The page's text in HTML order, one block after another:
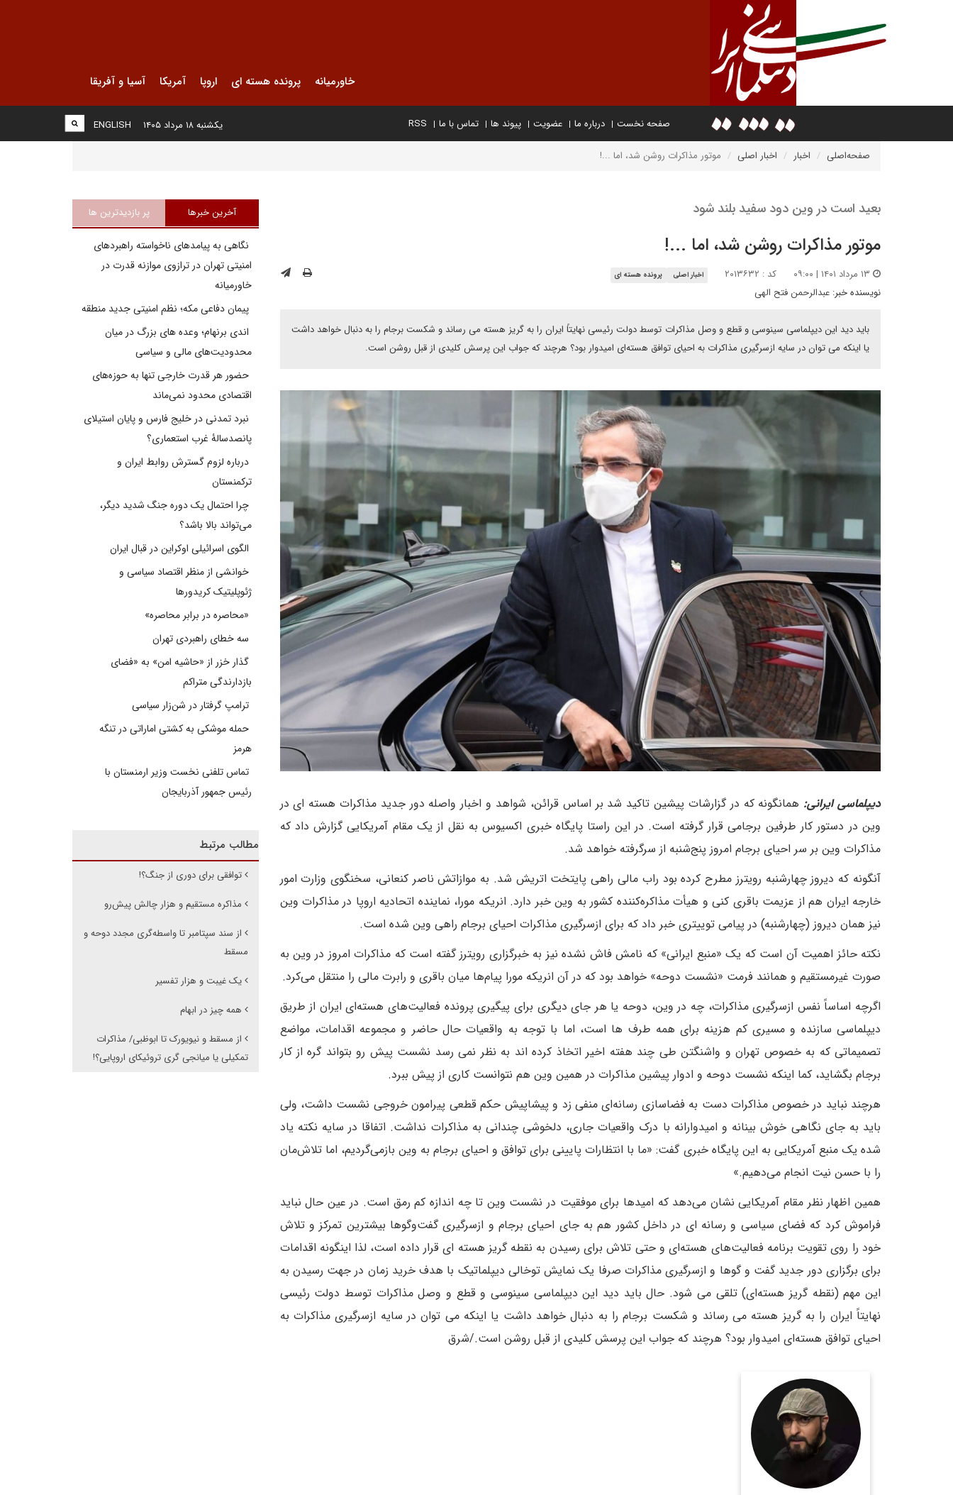
خاورمیانه پرونده هسته ای اروپا آمریکا آسیا و آفریقا
صفحه نخست درباره ما عضویت پیوند ها تماس با ما RSS
ENGLISH یکشنبه ۱۸ مرداد ۱۴۰۵
صفحه‌اصلی اخبار اخبار اصلی موتور مذاکرات روشن شد، اما ...!
بعید است در وین دود سفید بلند شود
موتور مذاکرات روشن شد، اما ...!
کد : ۲۰۱۳۶۳۲ اخبار اصلی پرونده هسته ای
نویسنده خبر: عبدالرحمن فتح الهی
باید دید این دیپلماسی سینوسی و قطع و وصل مذاکرات توسط دولت رئیسی نهایتاً ایران را به گریز هسته می رساند و شکست برجام را به دنبال خواهد داشت
یا اینکه می توان در سایه ازسرگیری مذاکرات به احیای توافق هسته‌ای امیدوار بود؟ هرچند که جواب این پرسش کلیدی از قبل روشن است.
دیپلماسی ایرانی: همانگونه که در گزارشات پیشین تاکید شد بر اساس قرائن، شواهد و اخبار واصله دور جدید مذاکرات هسته ای در
وین در دستور کار طرفین برجامی قرار گرفته است. در این راستا پایگاه خبری اکسیوس به نقل از یک مقام آمریکایی گزارش داد که
مذاکرات وین بر سر احیای برجام امروز پنج‌شنبه از سرگرفته خواهد شد.
آنگونه که دیروز چهارشنبه رویترز مطرح کرده بود راب مالی راهی پایتخت اتریش شد. به موازاتش ناصر کنعانی، سخنگوی وزارت امور
خارجه ایران هم از عزیمت باقری کنی و هیأت مذاکره‌کننده کشور به وین خبر دارد. انریکه مورا، نماینده اتحادیه اروپا در مذاکرات وین
نیز همان دیروز (چهارشنبه) در پیامی توییتری خبر داد که برای ازسرگیری مذاکرات احیای برجام راهی وین شده است.
نکته حائز اهمیت آن است که یک «منبع ایرانی» که نامش فاش نشده نیز به خبرگزاری رویترز گفته است که مذاکرات امروز در وین به
صورت غیرمستقیم و همانند فرمت «نشست دوحه» خواهد بود که در آن انریکه مورا پیام‌ها میان باقری و رابرت مالی را منتقل می‌کرد.
اگرچه اساساً نفس ازسرگیری مذاکرات، چه در وین، دوحه یا هر جای دیگری برای پیگیری پرونده فعالیت‌های هسته‌ای ایران از طریق
دیپلماسی سازنده و مسیری کم هزینه برای همه طرف ها است، اما با توجه به واقعیات حال حاضر و مجموعه اقدامات، مواضع
تصمیماتی که به خصوص تهران و واشنگتن طی چند هفته اخیر اتخاذ کرده اند به نظر نمی رسد نشست پیش رو بتواند گره از کار
برجام بگشاید، کما اینکه نشست دوحه و ادوار پیشین مذاکرات در همین وین هم نتوانست کاری از پیش ببرد.
هرچند نباید در خصوص مذاکرات دست به فضاسازی رسانه‌ای منفی زد و پیشاپیش حکم قطعی پیرامون خروجی نشست داشت، ولی
باید به جای نگاهی خوش بینانه و امیدوارانه با درک واقعیات جاری، دلخوشی چندانی به مذاکرات نداشت. اتفاقا در سایه نکته یاد
شده یک منبع آمریکایی به این پایگاه خبری گفت: «ما با انتظارات پایینی برای توافق و احیای برجام به وین بازمی‌گردیم، اما تلاش‌مان
را با حسن نیت انجام می‌دهیم.»
همین اظهار نظر مقام آمریکایی نشان می‌دهد که امیدها برای موفقیت در نشست وین تا چه اندازه کم رمق است. در عین حال نباید
فراموش کرد که فضای سیاسی و رسانه ای در داخل کشور هم به جای احیای برجام و ازسرگیری گفت‌وگوها بیشترین تمرکز و تلاش
خود را روی تقویت برنامه فعالیت‌های هسته‌ای و حتی تلاش برای رسیدن به نقطه گریز هسته ای قرار داده است، لذا اینگونه اقدامات
برای برگزاری دور جدید گفت و گوها و ازسرگیری مذاکرات صرفا یک نمایش توخالی دیپلماتیک با هدف خرید زمان در جهت رسیدن به
این مهم (نقطه گریز هسته‌ای) تلقی می شود. حال باید دید این دیپلماسی سینوسی و قطع و وصل مذاکرات توسط دولت رئیسی
نهایتاً ایران را به گریز هسته می رساند و شکست برجام را به دنبال خواهد داشت یا اینکه می توان در سایه ازسرگیری مذاکرات به
احیای توافق هسته‌ای امیدوار بود؟ هرچند که جواب این پرسش کلیدی از قبل روشن است./شرق
روزنامه نگار و کارشناس
ارشد روزنامه نگاری سیاسی
و عضو تحریریه دیپلماسی
ایرانی.
اطلاعات بیشتر
آخرین خبرها پر بازدیدترین ها
نگاهی به پیامدهای ناخواسته راهبردهای
امنیتی تهران در ترازوی موازنه قدرت در
خاورمیانه
پیمان دفاعی مکه؛ نظم امنیتی جدید منطقه
اندی برنهام؛ وعده های بزرگ در میان
محدودیت‌های مالی و سیاسی
حضور هر قدرت خارجی تنها به حوزه‌های
اقتصادی محدود نمی‌ماند
نبرد تمدنی در خلیج فارس و پایان استیلای
پانصدسالۀ غرب استعماری؟
درباره لزوم گسترش روابط ایران و
ترکمنستان
چرا احتمال یک دوره جنگ شدید دیگر،
می‌تواند بالا باشد؟
الگوی اسرائیلی اوکراین در قبال ایران
خوانشی از منظر اقتصاد سیاسی و
ژئوپلیتیک کریدورها
«محاصره در برابر محاصره»
سه خطای راهبردی تهران
گذار خزر از «حاشیه امن» به «فضای
بازدارندگی متراکم
ترامپ گرفتار در شن‌زار سیاسی
حمله موشکی به کشتی اماراتی در تنگه
هرمز
تماس تلفنی نخست وزیر ارمنستان با
رئیس جمهور آذربایجان
مطالب مرتبط
توافقی برای دوری از جنگ؟!
مذاکره مستقیم و هزار چالش پیش‌رو
از سند سپتامبر تا واسطه‌گری مجدد دوحه و
مسقط
یک غیبت و هزار تفسیر
همه چیز در ابهام
از مسقط و نیویورک تا ابوظبی/ مذاکرات
تمکیلی یا میانجی گری تروئیکای اروپایی؟!